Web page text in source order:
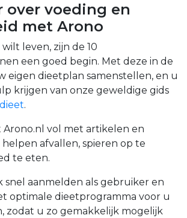
over voeding en
met Arono
leven, zijn de 10
een goed begin. Met deze in de
eigen dieetplan samenstellen, en u
krijgen van onze geweldige gids
.
Arono.nl vol met artikelen en
afvallen, spieren op te
te eten.
snel aanmelden als gebruiker en
optimale dieetprogramma voor u
zodat u zo gemakkelijk mogelijk